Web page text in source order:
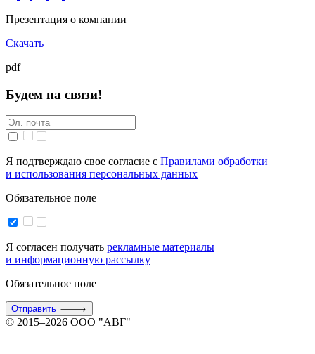
Презентация о компании
Скачать
pdf
Будем на связи!
Я подтверждаю свое согласие с Правилами обработки
и использования персональных данных
Обязательное поле
Я согласен получать рекламные материалы
и информационную рассылку
Обязательное поле
Отправить
© 2015–2026 ООО "АВГ"